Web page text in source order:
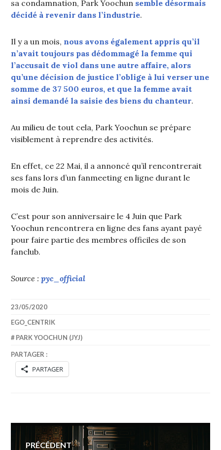
sa condamnation, Park Yoochun semble désormais
décidé à revenir dans l’industrie.
Il y a un mois, nous avons également appris qu’il
n’avait toujours pas dédommagé la femme qui
l’accusait de viol dans une autre affaire, alors
qu’une décision de justice l’oblige à lui verser une
somme de 37 500 euros, et que la femme avait
ainsi demandé la saisie des biens du chanteur.
Au milieu de tout cela, Park Yoochun se prépare
visiblement à reprendre des activités.
En effet, ce 22 Mai, il a annoncé qu’il rencontrerait
ses fans lors d’un fanmeeting en ligne durant le
mois de Juin.
C’est pour son anniversaire le 4 Juin que Park
Yoochun rencontrera en ligne des fans ayant payé
pour faire partie des membres officiles de son
fanclub.
Source :pyc_official
23/05/2020
EGO_CENTRIK
PARK YOOCHUN (JYJ)
PARTAGER :
PARTAGER
Navigation
PRÉCÉDENT